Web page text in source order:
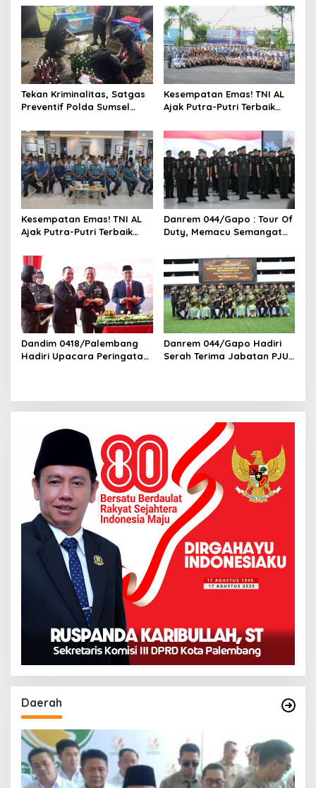
Tekan Kriminalitas, Satgas
Preventif Polda Sumsel
Ilegal
Kesempatan Emas! TNI AL
Ajak Putra-Putri Terbaik
Palembang
Kesempatan Emas! TNI AL
Ajak Putra-Putri Terbaik
Palembang
Danrem 044/Gapo : Tour Of
Duty, Memacu Semangat
Dandim 0418/Palembang
Hadiri Upacara Peringatan
Danrem 044/Gapo Hadiri
Serah Terima Jabatan PJU
Daerah